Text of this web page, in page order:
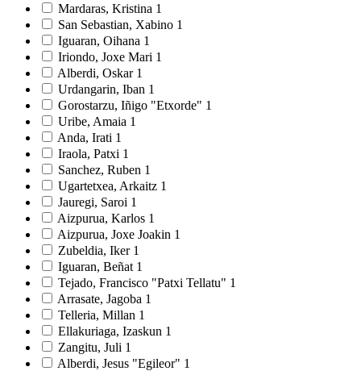
Mardaras, Kristina 1
San Sebastian, Xabino 1
Iguaran, Oihana 1
Iriondo, Joxe Mari 1
Alberdi, Oskar 1
Urdangarin, Iban 1
Gorostarzu, Iñigo "Etxorde" 1
Uribe, Amaia 1
Anda, Irati 1
Iraola, Patxi 1
Sanchez, Ruben 1
Ugartetxea, Arkaitz 1
Jauregi, Saroi 1
Aizpurua, Karlos 1
Aizpurua, Joxe Joakin 1
Zubeldia, Iker 1
Iguaran, Beñat 1
Tejado, Francisco "Patxi Tellatu" 1
Arrasate, Jagoba 1
Telleria, Millan 1
Ellakuriaga, Izaskun 1
Zangitu, Juli 1
Alberdi, Jesus "Egileor" 1